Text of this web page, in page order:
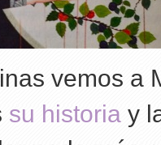
vemos a
su historia y